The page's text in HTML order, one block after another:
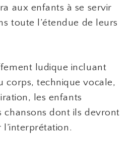
aux enfants à se servir
toute l’étendue de leurs
ludique incluant
corps, technique vocale,
les enfants
chansons dont ils devront